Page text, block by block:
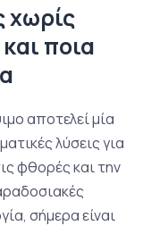
χωρίς
ποια
αποτελεί μία
λύσεις για
φθορές και την
σήμερα είναι